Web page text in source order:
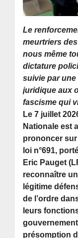
Le
meurtriers
nous même
dictature
suivie par
juridique aux
fascisme qui
Le 7 juillet
Nationale est
prononcer
loi n°691,
Eric Pauget
reconnaître
légitime
de l’ordre
leurs
présomption